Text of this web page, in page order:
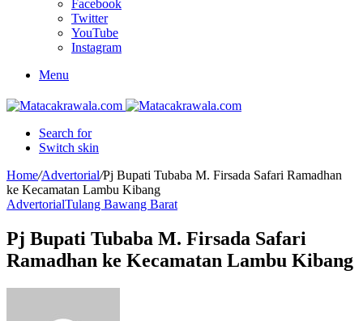
Facebook
Twitter
YouTube
Instagram
Menu
Search for
Switch skin
Home/Advertorial/Pj Bupati Tubaba M. Firsada Safari Ramadhan
ke Kecamatan Lambu Kibang
AdvertorialTulang Bawang Barat
Pj Bupati Tubaba M. Firsada Safari
Ramadhan ke Kecamatan Lambu Kibang